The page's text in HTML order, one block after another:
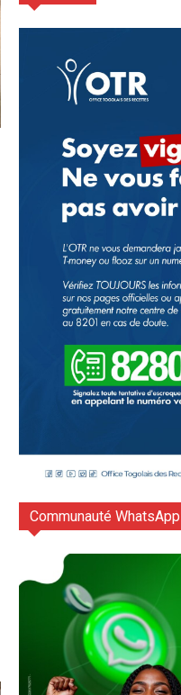
Communauté WhatsApp